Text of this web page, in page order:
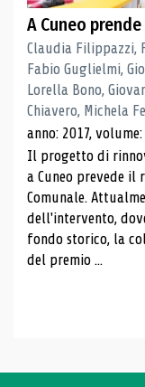
A Cuneo
Claudia Filippazzi,
Fabio Guglielmi,
Lorella Bono,
Chiavero, Michela
anno: 2017,
Il progetto di
a Cuneo prevede
Comunale.
dell'intervento,
fondo storico, la
del premio ...